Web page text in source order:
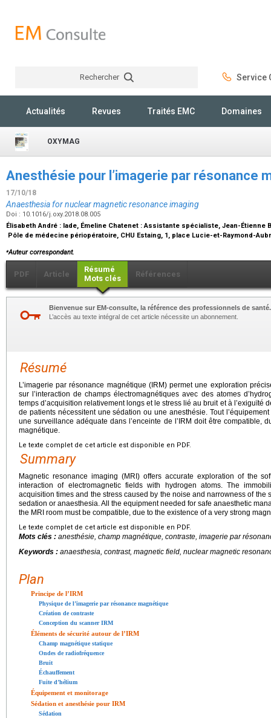
Rechercher Service
Actualités Revues Traités EMC Domaines
OXYMAG
Anesthésie pour l’imagerie par résonance
17/10/18
Anaesthesia for nuclear magnetic resonance imaging
Doi : 10.1016/j.oxy.2018.08.005
Élisabeth André : Iade, Émeline Chatenet :Assistante spécialiste, Jean-Étienne
Pôle de médecine périopératoire, CHU Estaing, 1, place Lucie-et-Raymond-
⁎Auteur correspondant.
PDF Article
Résumé
Mots clés
Références
Bienvenue sur EM-consulte, la référence des professionnels de santé.
L’accès au texte intégral de cet article nécessite un abonnement.
Résumé
L’imagerie par résonance magnétique (IRM) permet une exploration
sur l’interaction de champs électromagnétiques avec des atomes
temps d’acquisition relativement longs et le stress lié au bruit et à l’exiguïté
de patients nécessitent une sédation ou une anesthésie. Tout
une surveillance adéquate dans l’enceinte de l’IRM doit être compatible,
magnétique.
Le texte complet de cet article est disponible en PDF.
Summary
Magnetic resonance imaging (MRI) offers accurate exploration of the
interaction of electromagnetic fields with hydrogen atoms. The
acquisition times and the stress caused by the noise and narrowness of the
sedation or anaesthesia. All the equipment needed for safe anaesthetic
the MRI room must be compatible, due to the existence of a very strong
Le texte complet de cet article est disponible en PDF.
Mots clés : anesthésie, champ magnétique, contraste, imagerie par
Keywords : anaesthesia, contrast, magnetic field, nuclear magnetic
Plan
Principe de l’IRM
Physique de l’imagerie par résonance magnétique
Création de contraste
Conception du scanner IRM
Éléments de sécurité autour de l’IRM
Champ magnétique statique
Ondes de radiofréquence
Bruit
Échauffement
Fuite d’hélium
Équipement et monitorage
Sédation et anesthésie pour IRM
Sédation